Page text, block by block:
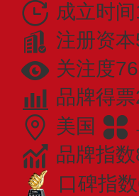
成立时
注册资
关注度
品牌得
美国
品牌指
口碑指